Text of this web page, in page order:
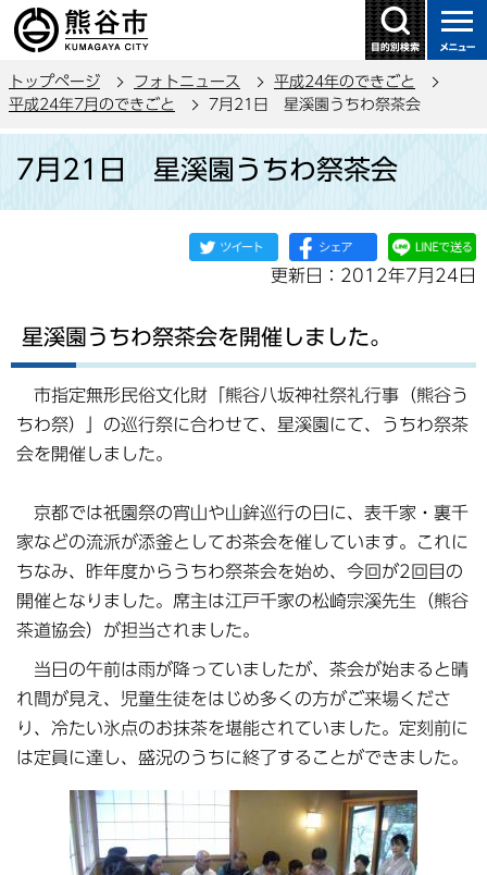
の
ー
トップページ フォトニュース
平成24年のできごと
平成24年7月のできごと
7月21日 星溪園うちわ祭茶会
7月21日 星溪園うちわ祭茶会
更新日：2012年7月24日
星溪園うちわ祭茶会を開催しました。
市指定無形民俗文化財「熊谷八坂神社祭礼行事（熊谷う
ちわ祭）」の巡行祭に合わせて、星溪園にて、うちわ祭茶
会を開催しました。
京都では祇園祭の宵山や山鉾巡行の日に、表千家・裏千
家などの流派が添釜としてお茶会を催しています。これに
ちなみ、昨年度からうちわ祭茶会を始め、今回が2回目の
開催となりました。席主は江戸千家の松崎宗溪先生（熊谷
茶道協会）が担当されました。
当日の午前は雨が降っていましたが、茶会が始まると晴
れ間が見え、児童生徒をはじめ多くの方がご来場くださ
り、冷たい氷点のお抹茶を堪能されていました。定刻前に
は定員に達し、盛況のうちに終了することができました。